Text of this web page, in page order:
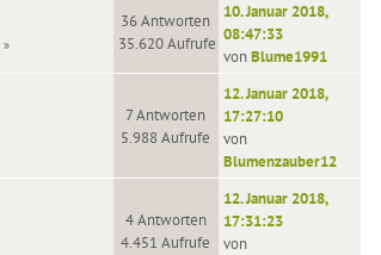
36 Antworten
35.620 Aufrufe
10. Januar 2018,
08:47:33
vonBlume1991
7 Antworten
5.988 Aufrufe
12. Januar 2018,
17:27:10
von
Blumenzauber12
4 Antworten
4.451 Aufrufe
12. Januar 2018,
17:31:23
von